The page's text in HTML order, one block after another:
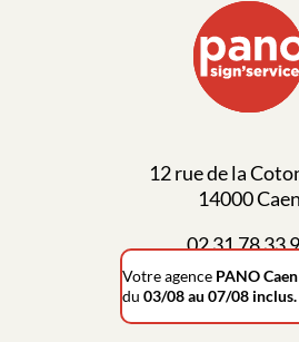
12 rue de la
14000 Caen
02 31 78 33
Votre agence PANO
du 03/08 au 07/08 inclus.